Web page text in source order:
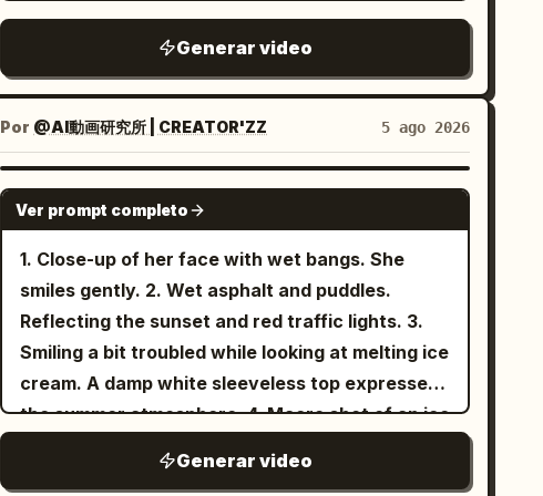
travel memory. Visual style: Authentic travel
camera look. Natural daylight. Casual handheld
movement. Slight camera shake. Real human
reactions. Documentary realism. No cinematic
commercial look. No dramatic posing. No
artificial transitions. No text overlays. No logos.
No face changes. No identity changes.
her chest and abdomen. Scene: A modern high-
speed railway station waiting hall on a sunny
day, bright and tidy, not an old station. Large
glass curtain walls on the left let in sunlight,
light gray stone floor, rows of light blue-gray
waiting seats ahead, simple white light strips
and blurry unreadable modern signage at the
a blurry background in the distance, no other
clear characters appear. The sunlight forms a
soft bright area on the ground, creating a
refreshing daily feel of a contemporary
transportation hub. Cinematography: Early
while walking behind her to the right. Natural
handheld shaking, inaccurate composition,
black Converse-style sneakers, a small black
nylon shoulder bag, and silver hoop earrings.
Maintain consistent identity, clothing, hairstyle,
and appearance throughout. Location: A quiet
neighborhood street food alley in Seoul on a
cool autumn evening. Small pojangmacha tents,
folding tables, warm hanging lights, light steam
rising from food stalls, parked scooters, narrow
side streets, and a handful of local residents
enjoying dinner. Cozy, authentic, and non-
touristy. Visual Style: Ultra-realistic
documentary realism. Natural, candid behavior
with genuine interactions and subtle body
language. Warm tungsten lighting mixed with
Generar video
Por @AI動画研究所 | CREATOR'ZZ 5 ago 2026
SEEDANCE 2.0
Ver prompt completo
1. Close-up of her face with wet bangs. She
smiles gently. 2. Wet asphalt and puddles.
Reflecting the sunset and red traffic lights. 3.
Smiling a bit troubled while looking at melting ice
cream. A damp white sleeveless top expresses
the summer atmosphere. 4. Macro shot of an ice
Generar video